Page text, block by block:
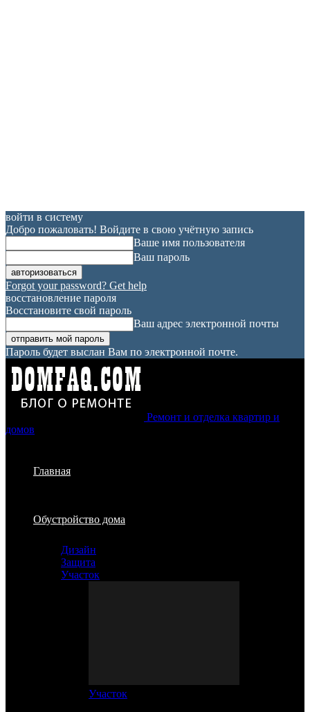
войти в систему
Добро пожаловать! Войдите в свою учётную запись
Ваше имя пользователя
Ваш пароль
Forgot your password? Get help
восстановление пароля
Восстановите свой пароль
Ваш адрес электронной почты
Пароль будет выслан Вам по электронной почте.
Ремонт и отделка квартир и
домов
Главная
Обустройство дома
Дизайн
Защита
Участок
Участок